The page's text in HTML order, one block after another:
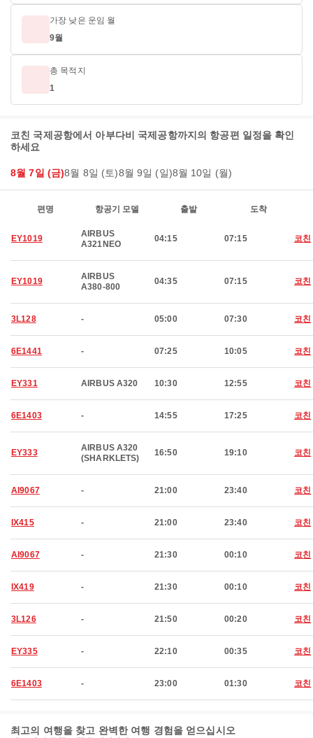
가장 낮은 운임 월
9월
총 목적지
1
코친 국제공항에서 아부다비 국제공항까지의 항공편 일정을 확인
하세요
8월 7일 (금)8월 8일 (토)8월 9일 (일)8월 10일 (월)
편명 항공기 모델 출발 도착
EY1019
AIRBUS
A321NEO
04:15 07:15 코친
EY1019
AIRBUS
A380-800
04:35 07:15 코친
3L128 - 05:00 07:30 코친
6E1441 - 07:25 10:05 코친
EY331 AIRBUS A320 10:30 12:55 코친
6E1403 - 14:55 17:25 코친
EY333
AIRBUS A320
(SHARKLETS)
16:50 19:10 코친
AI9067 - 21:00 23:40 코친
IX415 - 21:00 23:40 코친
AI9067 - 21:30 00:10 코친
IX419 - 21:30 00:10 코친
3L126 - 21:50 00:20 코친
EY335 - 22:10 00:35 코친
6E1403 - 23:00 01:30 코친
최고의 여행을 찾고 완벽한 여행 경험을 얻으십시오